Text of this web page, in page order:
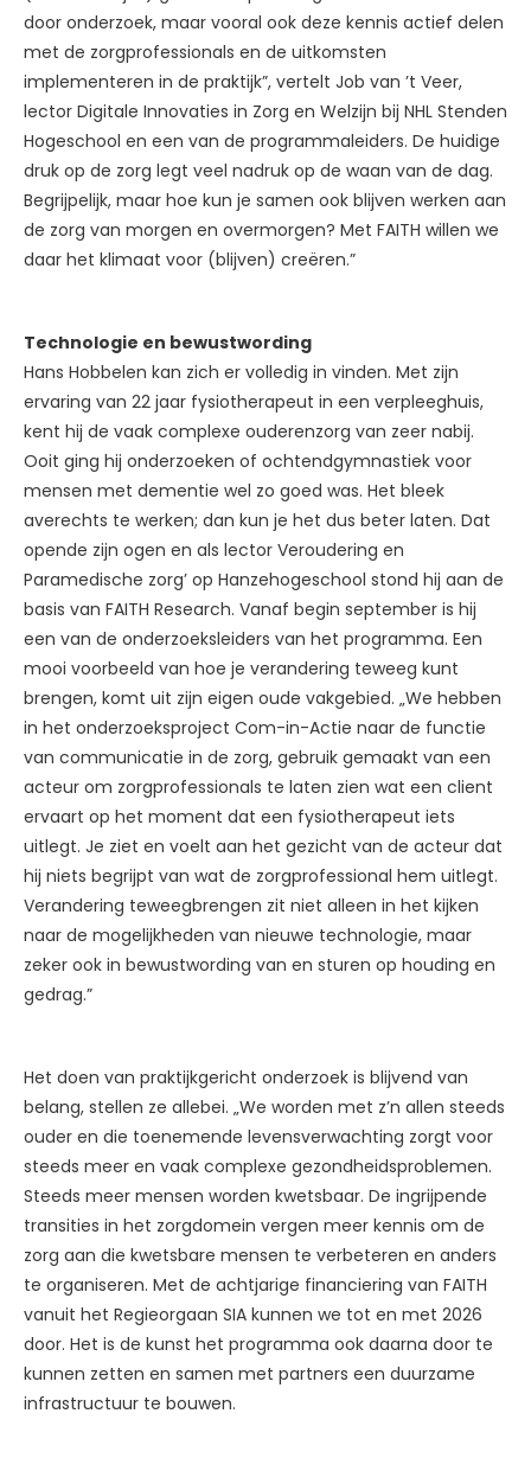
door onderzoek, maar vooral ook deze kennis actief delen
met de zorgprofessionals en de uitkomsten
implementeren in de praktijk”, vertelt Job van ’t Veer,
lector Digitale Innovaties in Zorg en Welzijn bij NHL Stenden
Hogeschool en een van de programmaleiders. De huidige
druk op de zorg legt veel nadruk op de waan van de dag.
Begrijpelijk, maar hoe kun je samen ook blijven werken aan
de zorg van morgen en overmorgen? Met FAITH willen we
daar het klimaat voor (blijven) creëren.”
Technologie en bewustwording
Hans Hobbelen kan zich er volledig in vinden. Met zijn
ervaring van 22 jaar fysiotherapeut in een verpleeghuis,
kent hij de vaak complexe ouderenzorg van zeer nabij.
Ooit ging hij onderzoeken of ochtendgymnastiek voor
mensen met dementie wel zo goed was. Het bleek
averechts te werken; dan kun je het dus beter laten. Dat
opende zijn ogen en als lector Veroudering en
Paramedische zorg’ op Hanzehogeschool stond hij aan de
basis van FAITH Research. Vanaf begin september is hij
een van de onderzoeksleiders van het programma. Een
mooi voorbeeld van hoe je verandering teweeg kunt
brengen, komt uit zijn eigen oude vakgebied. „We hebben
in het onderzoeksproject Com-in-Actie naar de functie
van communicatie in de zorg, gebruik gemaakt van een
acteur om zorgprofessionals te laten zien wat een client
ervaart op het moment dat een fysiotherapeut iets
uitlegt. Je ziet en voelt aan het gezicht van de acteur dat
hij niets begrijpt van wat de zorgprofessional hem uitlegt.
Verandering teweegbrengen zit niet alleen in het kijken
naar de mogelijkheden van nieuwe technologie, maar
zeker ook in bewustwording van en sturen op houding en
gedrag.”
Het doen van praktijkgericht onderzoek is blijvend van
belang, stellen ze allebei. „We worden met z’n allen steeds
ouder en die toenemende levensverwachting zorgt voor
steeds meer en vaak complexe gezondheidsproblemen.
Steeds meer mensen worden kwetsbaar. De ingrijpende
transities in het zorgdomein vergen meer kennis om de
zorg aan die kwetsbare mensen te verbeteren en anders
te organiseren. Met de achtjarige financiering van FAITH
vanuit het Regieorgaan SIA kunnen we tot en met 2026
door. Het is de kunst het programma ook daarna door te
kunnen zetten en samen met partners een duurzame
infrastructuur te bouwen.